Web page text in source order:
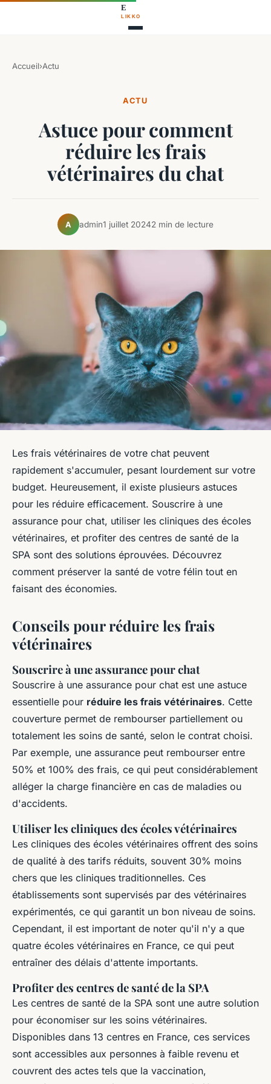
Accueil›Actu
ACTU
Astuce pour comment
réduire les frais
vétérinaires du chat
A admin1 juillet 20242 min de lecture
Les frais vétérinaires de votre chat peuvent
rapidement s'accumuler, pesant lourdement sur votre
budget. Heureusement, il existe plusieurs astuces
pour les réduire efficacement. Souscrire à une
assurance pour chat, utiliser les cliniques des écoles
vétérinaires, et profiter des centres de santé de la
SPA sont des solutions éprouvées. Découvrez
comment préserver la santé de votre félin tout en
faisant des économies.
Conseils pour réduire les frais
vétérinaires
Souscrire à une assurance pour chat
Souscrire à une assurance pour chat est une astuce
essentielle pour réduire les frais vétérinaires. Cette
couverture permet de rembourser partiellement ou
totalement les soins de santé, selon le contrat choisi.
Par exemple, une assurance peut rembourser entre
50% et 100% des frais, ce qui peut considérablement
alléger la charge financière en cas de maladies ou
d'accidents.
Utiliser les cliniques des écoles vétérinaires
Les cliniques des écoles vétérinaires offrent des soins
de qualité à des tarifs réduits, souvent 30% moins
chers que les cliniques traditionnelles. Ces
établissements sont supervisés par des vétérinaires
expérimentés, ce qui garantit un bon niveau de soins.
Cependant, il est important de noter qu'il n'y a que
quatre écoles vétérinaires en France, ce qui peut
entraîner des délais d'attente importants.
Profiter des centres de santé de la SPA
Les centres de santé de la SPA sont une autre solution
pour économiser sur les soins vétérinaires.
Disponibles dans 13 centres en France, ces services
sont accessibles aux personnes à faible revenu et
couvrent des actes tels que la vaccination,